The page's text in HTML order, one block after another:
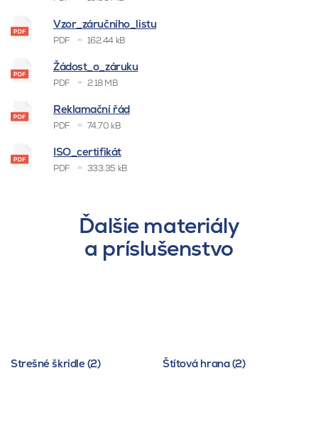
Vzor_záručního_listu
PDF 162.44 kB
Žádost_o_záruku
PDF 2.18 MB
Reklamační řád
PDF 74.70 kB
ISO_certifikát
PDF 333.35 kB
Ďalšie materiály
a príslušenstvo
Strešné škridle (2) Štítová hrana (2)